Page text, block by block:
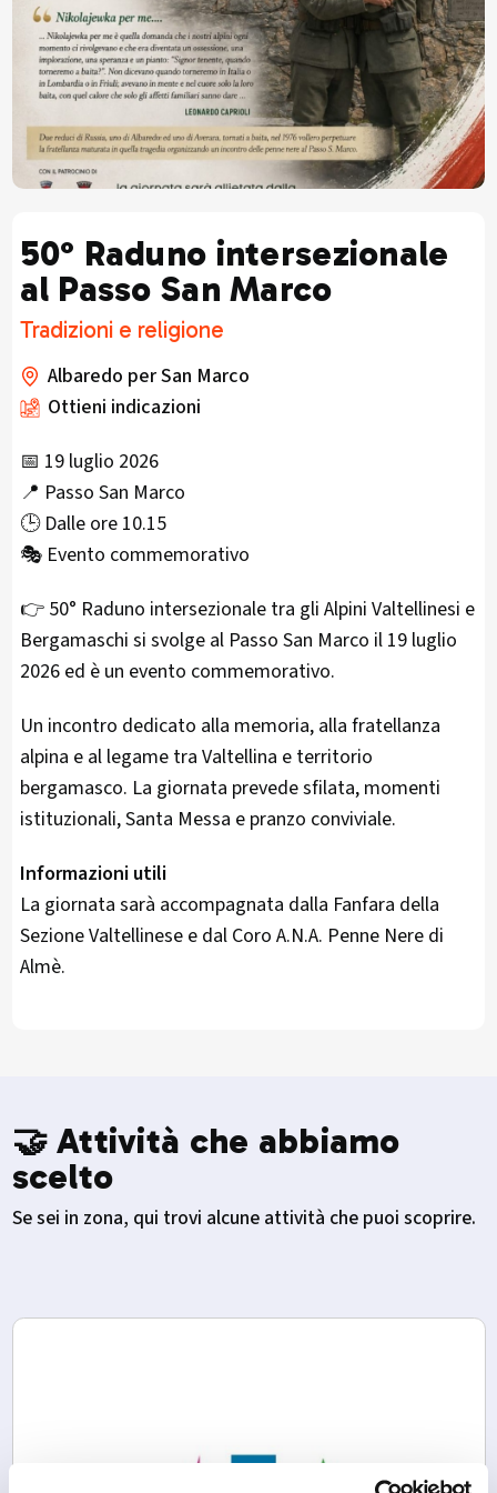
50° Raduno intersezionale
al Passo San Marco
Tradizioni e religione
Albaredo per San Marco
Ottieni indicazioni
📅 19 luglio 2026
📍 Passo San Marco
🕒 Dalle ore 10.15
🎭 Evento commemorativo
👉 50° Raduno intersezionale tra gli Alpini Valtellinesi e
Bergamaschi si svolge al Passo San Marco il 19 luglio
2026 ed è un evento commemorativo.
Un incontro dedicato alla memoria, alla fratellanza
alpina e al legame tra Valtellina e territorio
bergamasco. La giornata prevede sfilata, momenti
istituzionali, Santa Messa e pranzo conviviale.
Informazioni utili
La giornata sarà accompagnata dalla Fanfara della
Sezione Valtellinese e dal Coro A.N.A. Penne Nere di
Almè.
🤝 Attività che abbiamo
scelto
Se sei in zona, qui trovi alcune attività che puoi scoprire.